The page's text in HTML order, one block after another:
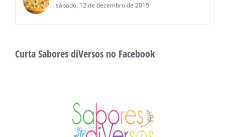
sábado, 12 de dezembro de 2015
Curta Sabores diVersos no Facebook